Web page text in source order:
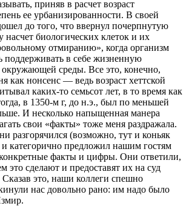
приняв в расчет возраст
ее урбанизированности. В своей
до того, что ввернул почерпнутую
насчет биологических клеток и их
отмиранию», когда организм
поддерживать в себе жизненную
окружающей среды. Все это, конечно,
как нонсенс — ведь возраст хеттской
каких‑то семьсот лет, в то время как
в 1350‑м г, до н.э., был по меньшей
И несколько напыщенная манера
свои «факты» тоже меня раздражала.
разгорячился (возможно, тут и коньяк
категорично предложил нашим гостям
факты и цифры. Они ответили,
это сделают и предоставят их на суд
это, наши коллеги спешно
нас довольно рано: им надо было